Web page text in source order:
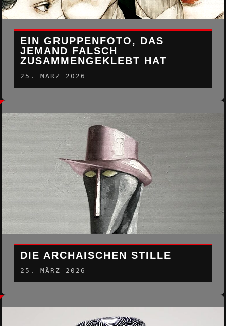
EIN GRUPPENFOTO, DAS
JEMAND FALSCH
ZUSAMMENGEKLEBT HAT
25. MÄRZ 2026
DIE ARCHAISCHEN STILLE
25. MÄRZ 2026